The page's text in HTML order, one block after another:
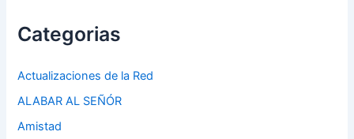
Categorias
Actualizaciones de la Red
ALABAR AL SEÑÓR
Amistad